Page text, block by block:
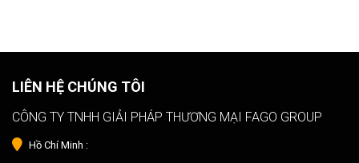
LIÊN HỆ CHÚNG TÔI
CÔNG TY TNHH GIẢI PHÁP THƯƠNG MẠI FAGO GROUP
Hồ Chí Minh :